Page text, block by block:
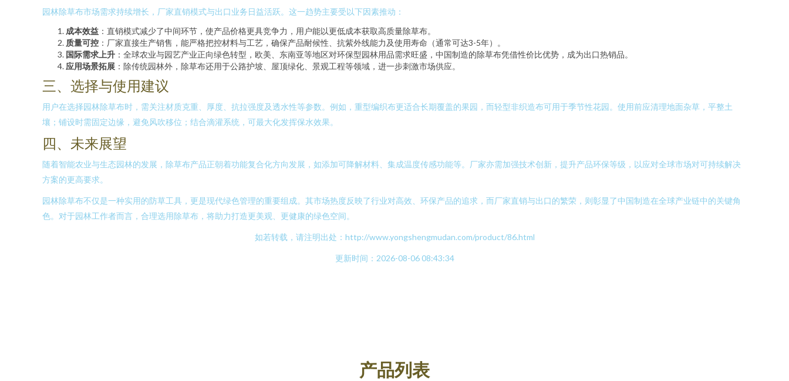
园林除草布市场需求持续增长，厂家直销模式与出口业务日益活跃。这一趋势主要受以下因素推动：
成本效益 ：直销模式减少了中间环节，使产品价格更具竞争力，用户能以更低成本获取高质量除草布。
质量可控 ：厂家直接生产销售，能严格把控材料与工艺，确保产品耐候性、抗紫外线能力及使用寿命（通常可达3-5年）。
国际需求上升 ：全球农业与园艺产业正向绿色转型，欧美、东南亚等地区对环保型园林用品需求旺盛，中国制造的除草布凭借性价比优势，成为出口热销品。
应用场景拓展 ：除传统园林外，除草布还用于公路护坡、屋顶绿化、景观工程等领域，进一步刺激市场供应。
三、选择与使用建议
用户在选择园林除草布时，需关注材质克重、厚度、抗拉强度及透水性等参数。例如，重型编织布更适合长期覆盖的果园，而轻型非织造布可用于季节性花园。使用前应清理地面杂草，平整土
壤；铺设时需固定边缘，避免风吹移位；结合滴灌系统，可最大化发挥保水效果。
四、未来展望
随着智能农业与生态园林的发展，除草布产品正朝着功能复合化方向发展，如添加可降解材料、集成温度传感功能等。厂家亦需加强技术创新，提升产品环保等级，以应对全球市场对可持续解决
方案的更高要求。
园林除草布不仅是一种实用的防草工具，更是现代绿色管理的重要组成。其市场热度反映了行业对高效、环保产品的追求，而厂家直销与出口的繁荣，则彰显了中国制造在全球产业链中的关键角
色。对于园林工作者而言，合理选用除草布，将助力打造更美观、更健康的绿色空间。
如若转载，请注明出处：http://www.yongshengmudan.com/product/86.html
更新时间：2026-08-06 08:43:34
产品列表